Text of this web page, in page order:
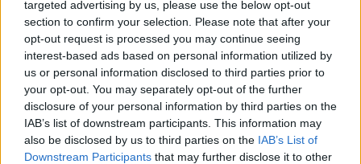
targeted advertising by us, please use the below opt-out
section to confirm your selection. Please note that after your
opt-out request is processed you may continue seeing
interest-based ads based on personal information utilized by
us or personal information disclosed to third parties prior to
your opt-out. You may separately opt-out of the further
disclosure of your personal information by third parties on the
IAB’s list of downstream participants. This information may
also be disclosed by us to third parties on the IAB’s List of
Downstream Participants that may further disclose it to other
Férfi ruhaméret átváltás
KISZÁMOLOM!